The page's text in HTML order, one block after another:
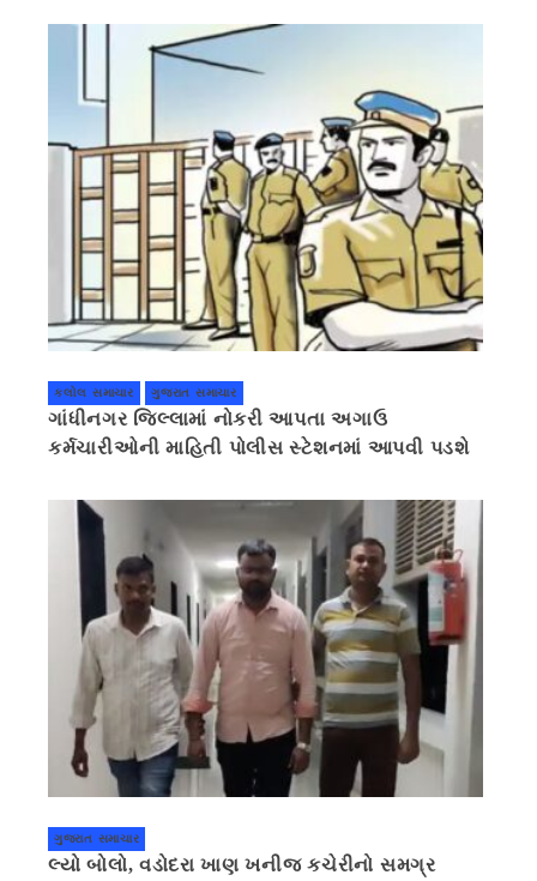
કલોલ સમાચાર ગુજરાત સમાચાર
ગાંધીનગર જિલ્લામાં નોકરી આપતા અગાઉ
કર્મચારીઓની માહિતી પોલીસ સ્ટેશનમાં આપવી પડશે
ગુજરાત સમાચાર
લ્યો બોલો, વડોદરા ખાણ ખનીજ કચેરીનો સમગ્ર